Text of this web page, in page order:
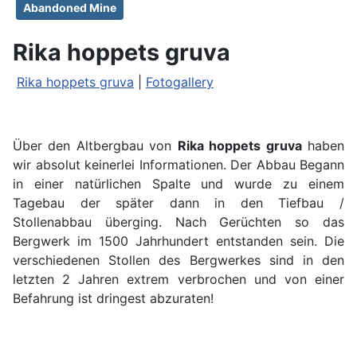
Abandoned Mine
Rika hoppets gruva
Rika hoppets gruva Fotogallery
Über den Altbergbau von Rika hoppets gruvahaben
wir absolut keinerlei Informationen. Der Abbau Begann
in einer natürlichen Spalte und wurde zu einem
Tagebau der später dann in den Tiefbau /
Stollenabbau überging. Nach Gerüchten so das
Bergwerk im 1500 Jahrhundert entstanden sein. Die
verschiedenen Stollen des Bergwerkes sind in den
letzten 2 Jahren extrem verbrochen und von einer
Befahrung ist dringest abzuraten!